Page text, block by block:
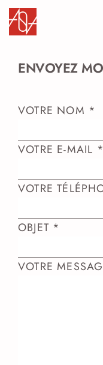
ENVOYEZ
VOTRE NOM *
VOTRE E-MAIL *
VOTRE
OBJET *
VOTRE